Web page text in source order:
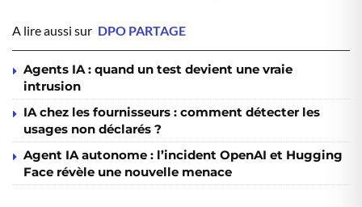
A lire aussi sur DPO PARTAGE
Agents IA : quand un test devient une vraie
intrusion
IA chez les fournisseurs : comment détecter les
usages non déclarés ?
Agent IA autonome : l’incident OpenAI et Hugging
Face révèle une nouvelle menace